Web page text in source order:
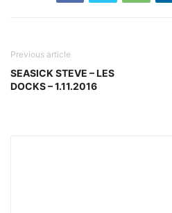
Previous article
SEASICK STEVE – LES
DOCKS – 1.11.2016